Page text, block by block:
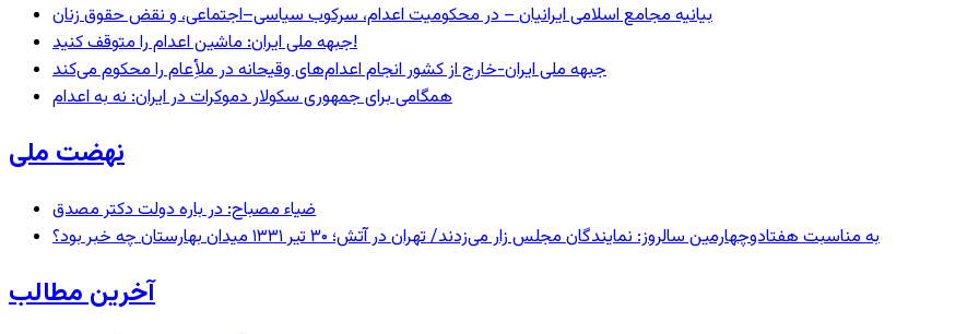
بیانیه مجامع اسلامی ایرانیان – در محکومیت اعدام، سرکوب سیاسی–اجتماعی، و نقض حقوق زنان
جبهه ملی ایران: ماشین اعدام را متوقف کنید!
جبهه ملی ایران-خارج از کشور انجام اعدام‌های وقیحانه در ملأِعام را محکوم می‌کند
همگامی برای جمهوری سکولار دموکرات در ایران: نه به اعدام
نهضت ملی
ضیاء مصباح: در باره دولت دکتر مصدق
به مناسبت هفتادوچهارمین سالروز: نمایندگان مجلس زار می‌زدند/ تهران در آتش؛ ۳۰ تیر ۱۳۳۱ میدان بهارستان چه خبر بود؟
آخرین مطالب